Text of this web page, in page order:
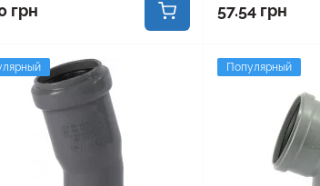
грн 57.54 грн
Популярный